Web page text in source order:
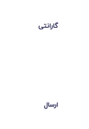
گارانتی
ارسال